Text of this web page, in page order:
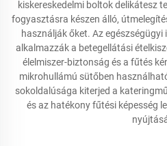
kiskereskedelmi boltok delikátesz
fogyasztásra készen álló,
használják őket. Az egészségügyi
alkalmazzák a betegellátási
élelmiszer-biztonság és a fűtés
mikrohullámú sütőben
sokoldalúsága kiterjed a
és az hatékony fűtési képesség